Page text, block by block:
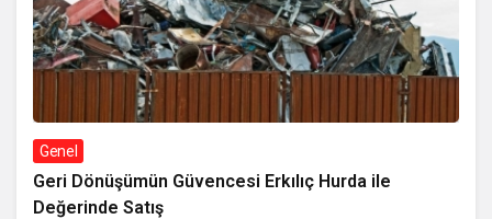
Genel
Geri Dönüşümün Güvencesi Erkılıç Hurda ile
Değerinde Satış